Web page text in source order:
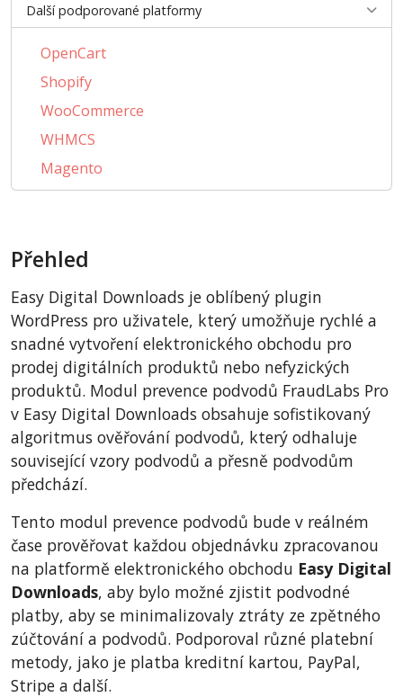
Další podporované platformy
OpenCart
Shopify
WooCommerce
WHMCS
Magento
PrestaShop
AbanteCart
LiteCart
ZenCart
PinnacleCart
FoxyCart
nopCommerce
Ecwid by Lightspeed
WISECP
ThirtyBees
Shopware
Sylius
Přehled
Easy Digital Downloads je oblíbený plugin
WordPress pro uživatele, který umožňuje rychlé a
snadné vytvoření elektronického obchodu pro
prodej digitálních produktů nebo nefyzických
produktů. Modul prevence podvodů FraudLabs Pro
v Easy Digital Downloads obsahuje sofistikovaný
algoritmus ověřování podvodů, který odhaluje
související vzory podvodů a přesně podvodům
předchází.
Tento modul prevence podvodů bude v reálném
čase prověřovat každou objednávku zpracovanou
na platformě elektronického obchodu Easy Digital
Downloads, aby bylo možné zjistit podvodné
platby, aby se minimalizovaly ztráty ze zpětného
zúčtování a podvodů. Podporoval různé platební
metody, jako je platba kreditní kartou, PayPal,
Stripe a další.